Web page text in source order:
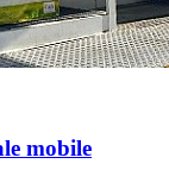
mobile